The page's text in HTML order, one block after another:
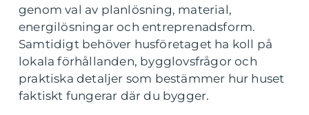
genom val av planlösning, material,
energilösningar och entreprenadsform.
Samtidigt behöver husföretaget ha koll på
lokala förhållanden, bygglovsfrågor och
praktiska detaljer som bestämmer hur huset
faktiskt fungerar där du bygger.